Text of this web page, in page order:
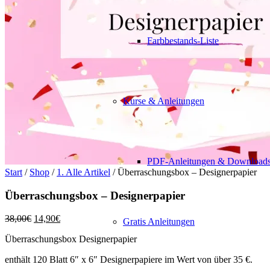
Farbbestands-Liste
Kurse & Anleitungen
PDF-Anleitungen &
Gratis Anleitungen
Start / Shop / 1. Alle Artikel / Überraschungsbox – Designerpapier
Überraschungsbox – Designerpapier
38,00€ Ursprünglicher
war:
14,90€Aktueller
ist:
Überraschungsbox Designerpapier
enthält 120 Blatt 6″ x 6″ Designerpapiere im Wert von über 35 €.